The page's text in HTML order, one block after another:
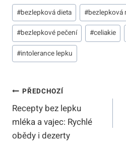
Štítky
příspěvků:
#bezlepková dieta #bezlepková
#bezlepkové pečení #celiakie
#intolerance lepku
Navigace
Pro
Příspěvek
PŘEDCHOZÍ
Recepty bez lepku
mléka a vajec: Rychlé
obědy i dezerty